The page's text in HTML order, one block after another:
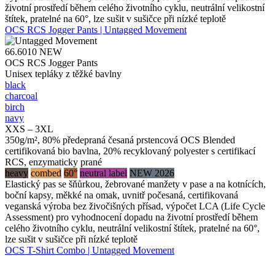
životní prostředí během celého životního cyklu, neutrální velikostní
štítek, pratelné na 60°, lze sušit v sušičce při nízké teplotě
OCS RCS Jogger Pants | Untagged Movement
66.6010 NEW
OCS RCS Jogger Pants
Unisex tepláky z těžké bavlny
black
charcoal
birch
navy
XXS – 3XL
350g/m², 80% předepraná česaná prstencová OCS Blended
certifikovaná bio bavlna, 20% recyklovaný polyester s certifikací
RCS, enzymaticky prané
heavy combed 60° neutral label NEW 2026
Elastický pas se šňůrkou, žebrované manžety v pase a na kotnících,
boční kapsy, měkké na omak, uvnitř počesaná, certifikovaná
veganská výroba bez živočišných přísad, výpočet LCA (Life Cycle
Assessment) pro vyhodnocení dopadu na životní prostředí během
celého životního cyklu, neutrální velikostní štítek, pratelné na 60°,
lze sušit v sušičce při nízké teplotě
OCS T-Shirt Combo | Untagged Movement